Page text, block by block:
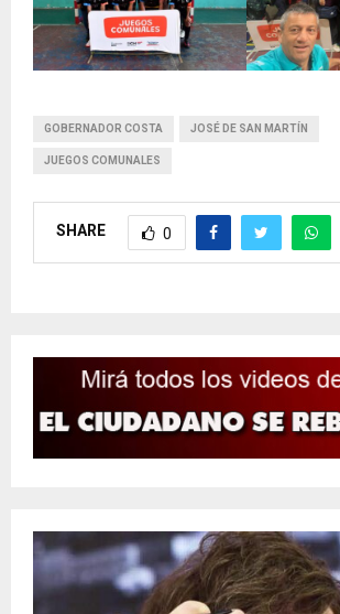
GOBERNADOR COSTA JOSÉ DE SAN MARTÍN
JUEGOS COMUNALES
SHARE 0